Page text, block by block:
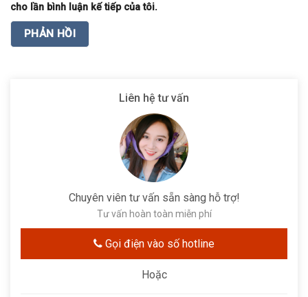
cho lần bình luận kế tiếp của tôi.
Liên hệ tư vấn
Chuyên viên tư vấn sẵn sàng hỗ trợ!
Tư vấn hoàn toàn miễn phí
Gọi điện vào số hotline
Hoặc